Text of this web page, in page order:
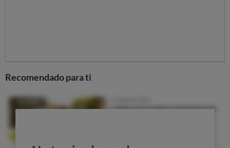
Los depósitos solo interesan para
corto plazo
vencimiento, será a costa de perder la rentabilidad
Recomendado para ti